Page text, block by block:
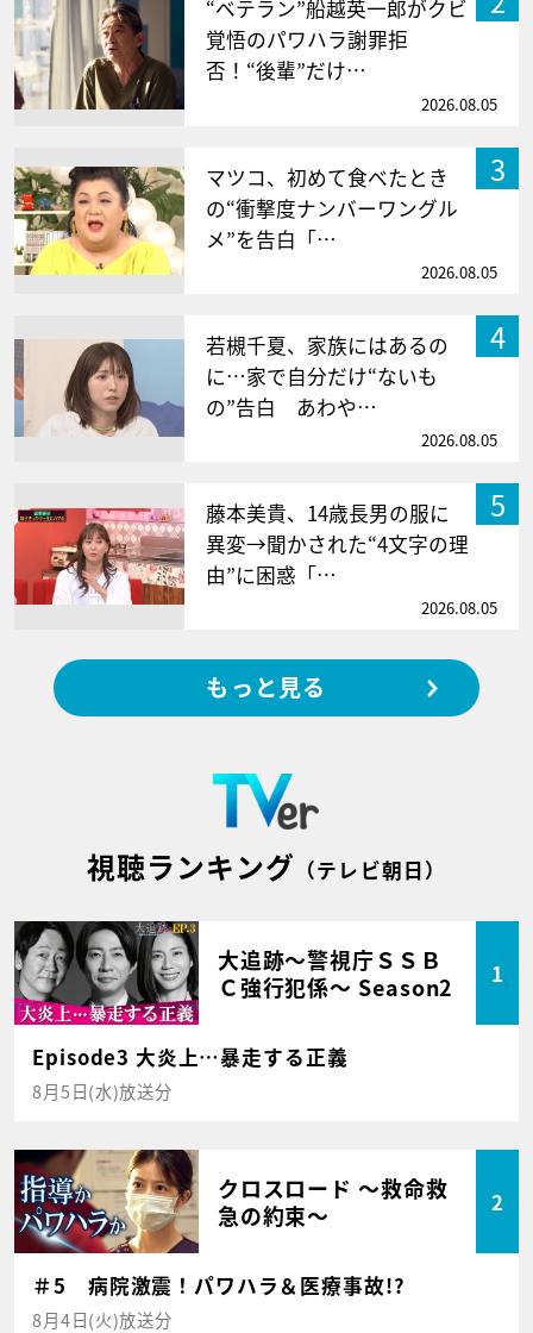
“ベテラン”船越英一郎がクビ
覚悟のパワハラ謝罪拒
否！“後輩”だけ…
2026.08.05
3
マツコ、初めて食べたとき
の“衝撃度ナンバーワングル
メ”を告白「…
2026.08.05
4
若槻千夏、家族にはあるの
に…家で自分だけ“ないも
の”告白 あわや…
2026.08.05
5
藤本美貴、14歳長男の服に
異変→聞かされた“4文字の理
由”に困惑「…
2026.08.05
もっと見る
視聴ランキング （テレビ朝日）
大追跡～警視庁ＳＳＢ
Ｃ強行犯係～ Season2
1
Episode3 大炎上…暴走する正義
8月5日(水)放送分
クロスロード ～救命救
急の約束～
2
＃5 病院激震！パワハラ＆医療事故!?
8月4日(火)放送分